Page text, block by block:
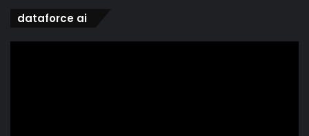
dataforce ai